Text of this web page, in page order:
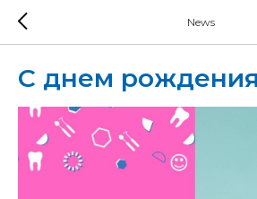
News
С днем